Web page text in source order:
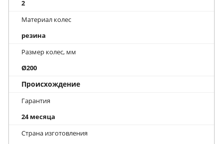
2
Материал колес
резина
Размер колес, мм
Ø200
Происхождение
Гарантия
24 месяца
Страна изготовления